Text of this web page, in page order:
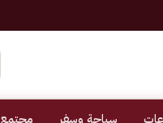
سياحة وسفر مجتمع